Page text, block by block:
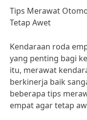
Tips Merawat
Tetap Awet
Kendaraan roda
yang penting bagi
itu, merawat
berkinerja baik
beberapa tips
empat agar tetap